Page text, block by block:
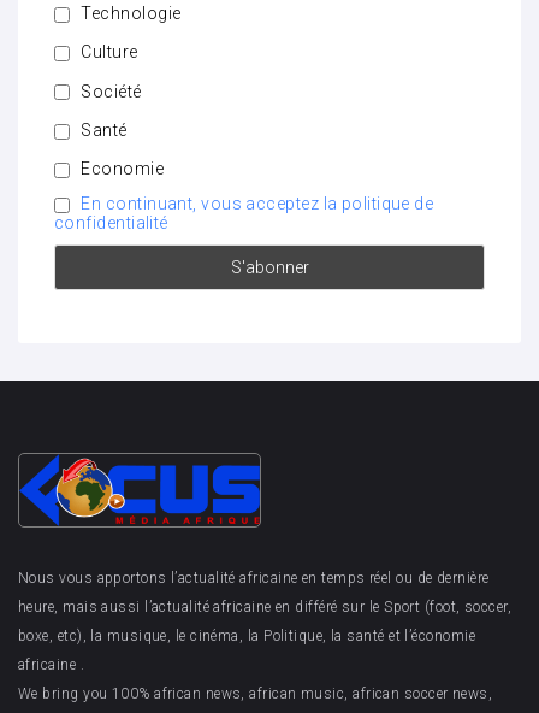
Technologie
Culture
Société
Santé
Economie
En continuant, vous acceptez la politique de
confidentialité
Nous vous apportons l’actualité africaine en temps réel ou de dernière
heure, mais aussi l’actualité africaine en différé sur le Sport (foot, soccer,
boxe, etc), la musique, le cinéma, la Politique, la santé et l’économie
africaine .
We bring you 100% african news, african music, african soccer news,